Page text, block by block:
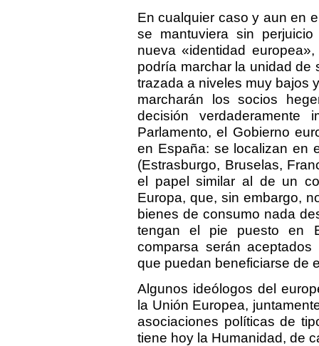
En cualquier caso y aun en
se mantuviera sin
nueva «identidad
podría marchar la unidad de
trazada a niveles muy bajos
marcharán los socios
decisión
Parlamento, el Gobierno
en España: se localizan en
(Estrasburgo, Bruselas,
el papel similar al de un
Europa, que, sin embargo,
bienes de consumo nada
tengan el pie puesto en
comparsa serán
que puedan beneficiarse de
Algunos ideólogos del
la Unión Europea,
asociaciones políticas de
tiene hoy la Humanidad, de